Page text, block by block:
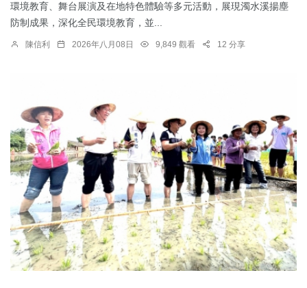
環境教育、舞台展演及在地特色體驗等多元活動，展現濁水溪揚塵
防制成果，深化全民環境教育，並...
陳信利 2026年八月08日 9,849 觀看 12 分享